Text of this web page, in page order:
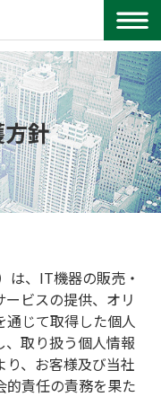
針
は、IT機器の販売・
ビスの提供、オリ
通じて取得した個人
取り扱う個人情報
、お客様及び当社
責任の責務を果た